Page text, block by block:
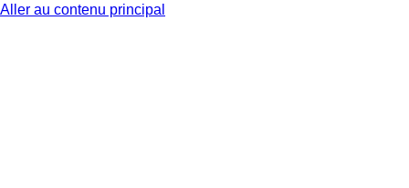
Aller au contenu principal